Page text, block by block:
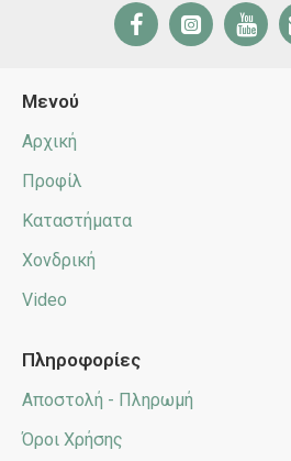
Μενού
Αρχική
Προφίλ
Καταστήματα
Χονδρική
Video
Πληροφορίες
Αποστολή - Πληρωμή
Όροι Χρήσης